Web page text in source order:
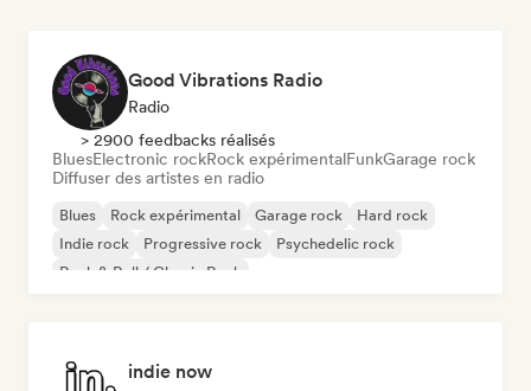
Good Vibrations Radio
Radio
> 2900 feedbacks réalisés
BluesElectronic rockRock expérimentalFunkGarage rock
Diffuser des artistes en radio
Blues Rock expérimental Garage rock
Hard rock
Indie rock
Progressive rock
Psychedelic rock
Rock & Roll / Classic Rock
indie now